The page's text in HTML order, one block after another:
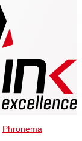
Phronema